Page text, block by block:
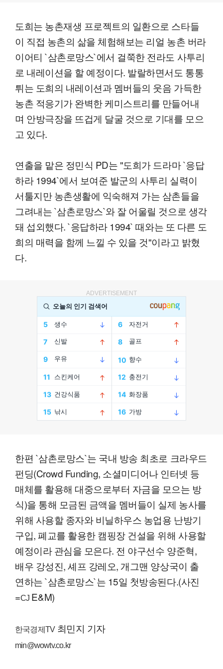
도희는 농촌재생 프로젝트의 일환으로 스타들
이 직접 농촌의 삶을 체험해보는 리얼 농촌 버라
이어티 `삼촌로망스`에서 걸쭉한 전라도 사투리
로 내레이션을 할 예정이다. 발랄하면서도 통통
튀는 도희의 내레이션과 멤버들의 웃음 가득한
농촌 적응기가 완벽한 케미스트리를 만들어내
며 안방극장을 뜨겁게 달굴 것으로 기대를 모으
고 있다.
연출을 맡은 정민식 PD는 "도희가 드라마 `응답
하라 1994`에서 보여준 발군의 사투리 실력이
서툴지만 농촌생활에 익숙해져 가는 삼촌들을
그려내는 `삼촌로망스`와 잘 어울릴 것으로 생각
돼 섭외했다. `응답하라 1994` 때와는 또 다른 도
희의 매력을 함께 느낄 수 있을 것"이라고 밝혔
다.
ADVERTISEMENT
한편 `삼촌로망스`는 국내 방송 최초로 크라우드
펀딩(Crowd Funding, 소셜미디어나 인터넷 등
매체를 활용해 대중으로부터 자금을 모으는 방
식)을 통해 모금된 금액을 멤버들이 실제 농사를
위해 사용할 종자와 비닐하우스 농업용 난방기
구입, 폐교를 활용한 캠핑장 건설을 위해 사용할
예정이라 관심을 모은다. 전 야구선수 양준혁,
배우 강성진, 셰프 강레오, 개그맨 양상국이 출
연하는 `삼촌로망스`는 15일 첫방송된다.(사진
=CJE&M)
한국경제TV최민지 기자
min@wowtv.co.kr